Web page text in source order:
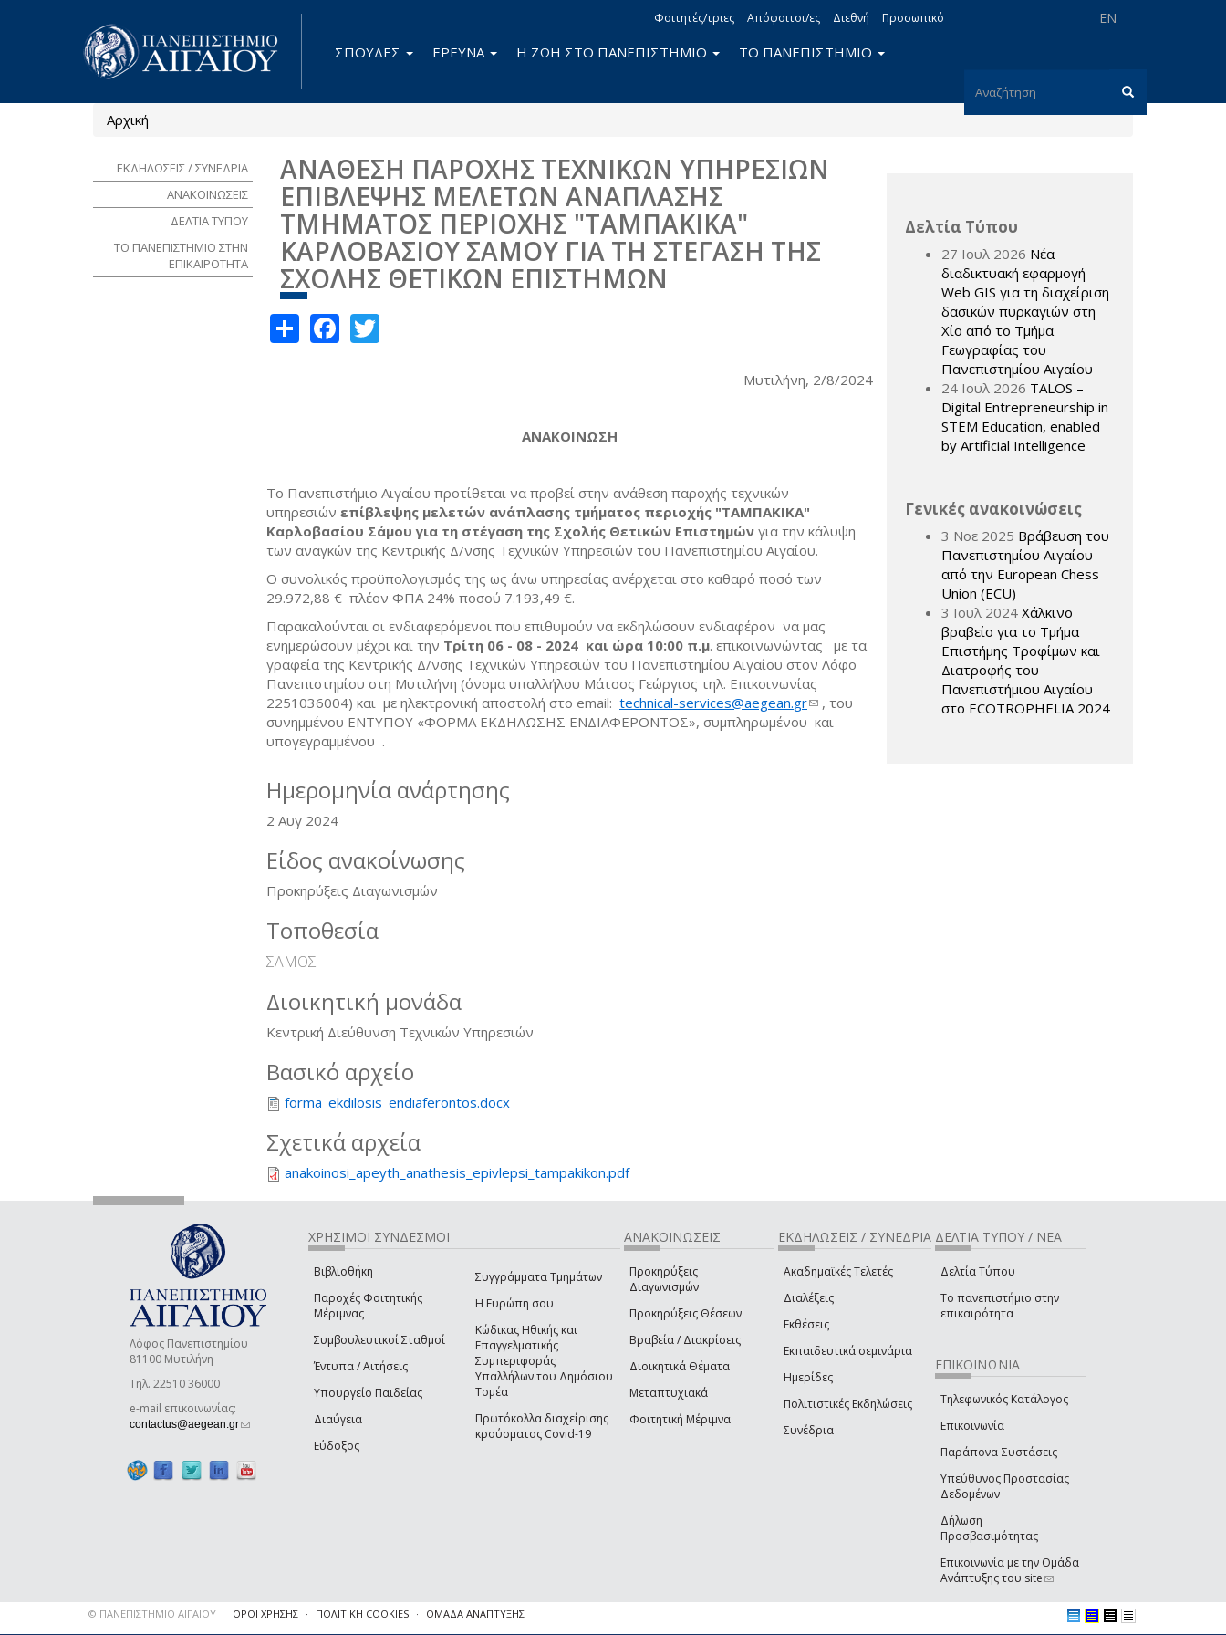
EN
Φοιτητές/τριες Απόφοιτοι/ες Διεθνή Προσωπικό
Φόρμα
ΣΠΟΥΔΕΣ ΕΡΕΥΝΑ Η ΖΩΗ ΣΤΟ ΠΑΝΕΠΙΣΤΗΜΙΟ ΤΟ ΠΑΝΕΠΙΣΤΗΜΙΟ
Είστε εδώ
Αρχική
ΑΝΑΘΕΣΗ ΠΑΡΟΧΗΣ ΤΕΧΝΙΚΩΝ ΥΠΗΡΕΣΙΩΝ
ΕΠΙΒΛΕΨΗΣ ΜΕΛΕΤΩΝ ΑΝΑΠΛΑΣΗΣ
ΤΜΗΜΑΤΟΣ ΠΕΡΙΟΧΗΣ "ΤΑΜΠΑΚΙΚΑ"
ΚΑΡΛΟΒΑΣΙΟΥ ΣΑΜΟΥ ΓΙΑ ΤΗ ΣΤΕΓΑΣΗ ΤΗΣ
ΣΧΟΛΗΣ ΘΕΤΙΚΩΝ ΕΠΙΣΤΗΜΩΝ
ShareFacebook
Μυτιλήνη, 2/8/2024
ΑΝΑΚΟΙΝΩΣΗ
Το Πανεπιστήμιο Αιγαίου προτίθεται να προβεί στην ανάθεση παροχής τεχνικών
υπηρεσιών επίβλεψης μελετών ανάπλασης τμήματος περιοχής "ΤΑΜΠΑΚΙΚΑ"
Καρλοβασίου Σάμου για τη στέγαση της Σχολής Θετικών Επιστημών για την κάλυψη
των αναγκών της Κεντρικής Δ/νσης Τεχνικών Υπηρεσιών του Πανεπιστημίου Αιγαίου.
Ο συνολικός προϋπολογισμός της ως άνω υπηρεσίας ανέρχεται στο καθαρό ποσό των
29.972,88 € πλέον ΦΠΑ 24% ποσού 7.193,49 €.
Παρακαλούνται οι ενδιαφερόμενοι που επιθυμούν να εκδηλώσουν ενδιαφέρον να μας
ενημερώσουν μέχρι και την Τρίτη 06 - 08 - 2024 και ώρα 10:00 π.μ. επικοινωνώντας με τα
γραφεία της Κεντρικής Δ/νσης Τεχνικών Υπηρεσιών του Πανεπιστημίου Αιγαίου στον Λόφο
Πανεπιστημίου στη Μυτιλήνη (όνομα υπαλλήλου Μάτσος Γεώργιος τηλ. Επικοινωνίας
2251036004) και με ηλεκτρονική αποστολή στο email: technical-services@aegean.gr(link sends
e-mail)
, του
συνημμένου ΕΝΤΥΠΟΥ «ΦΟΡΜΑ ΕΚΔΗΛΩΣΗΣ ΕΝΔΙΑΦΕΡΟΝΤΟΣ», συμπληρωμένου και
υπογεγραμμένου .
Ημερομηνία ανάρτησης
2 Αυγ 2024
Είδος ανακοίνωσης
Προκηρύξεις Διαγωνισμών
Τοποθεσία
ΣΑΜΟΣ
Διοικητική μονάδα
Κεντρική Διεύθυνση Τεχνικών Υπηρεσιών
Βασικό αρχείο
forma_ekdilosis_endiaferontos.docx
Σχετικά αρχεία
anakoinosi_apeyth_anathesis_epivlepsi_tampakikon.pdf
ΕΚΔΗΛΩΣΕΙΣ / ΣΥΝΕΔΡΙΑ
ΑΝΑΚΟΙΝΩΣΕΙΣ
ΔΕΛΤΙΑ ΤΥΠΟΥ
ΤΟ ΠΑΝΕΠΙΣΤΗΜΙΟ ΣΤΗΝ
ΕΠΙΚΑΙΡΟΤΗΤΑ
Δελτία Τύπου
27 Ιουλ 2026 Νέα
διαδικτυακή εφαρμογή
Web GIS για τη διαχείριση
δασικών πυρκαγιών στη
Χίο από το Τμήμα
Γεωγραφίας του
Πανεπιστημίου Αιγαίου
24 Ιουλ 2026 TALOS –
Digital Entrepreneurship in
STEM Education, enabled
by Artificial Intelligence
Γενικές ανακοινώσεις
3 Νοε 2025 Βράβευση του
Πανεπιστημίου Αιγαίου
από την European Chess
Union (ECU)
3 Ιουλ 2024 Χάλκινο
βραβείο για το Τμήμα
Επιστήμης Τροφίμων και
Διατροφής του
Πανεπιστήμιου Αιγαίου
στο ECOTROPHELIA 2024
Λόφος Πανεπιστημίου
81100 Μυτιλήνη
Τηλ. 22510 36000
e-mail επικοινωνίας:
contactus@aegean.gr(link sends e-mail)
ΧΡΗΣΙΜΟΙ ΣΥΝΔΕΣΜΟΙ
Βιβλιοθήκη
Παροχές Φοιτητικής
Μέριμνας
Συμβουλευτικοί Σταθμοί
Έντυπα / Αιτήσεις
Υπουργείο Παιδείας
Διαύγεια
Εύδοξος
Συγγράμματα Τμημάτων
Η Ευρώπη σου
Κώδικας Ηθικής και
Επαγγελματικής
Συμπεριφοράς
Υπαλλήλων του Δημόσιου
Τομέα
Πρωτόκολλα διαχείρισης
κρούσματος Covid-19
ΑΝΑΚΟΙΝΩΣΕΙΣ
Προκηρύξεις
Διαγωνισμών
Προκηρύξεις Θέσεων
Βραβεία / Διακρίσεις
Διοικητικά Θέματα
Μεταπτυχιακά
Φοιτητική Μέριμνα
ΕΚΔΗΛΩΣΕΙΣ / ΣΥΝΕΔΡΙΑ
Ακαδημαϊκές Τελετές
Διαλέξεις
Εκθέσεις
Εκπαιδευτικά σεμινάρια
Ημερίδες
Πολιτιστικές Εκδηλώσεις
Συνέδρια
ΔΕΛΤΙΑ ΤΥΠΟΥ / ΝΕΑ
Δελτία Τύπου
Το πανεπιστήμιο στην
επικαιρότητα
ΕΠΙΚΟΙΝΩΝΙΑ
Τηλεφωνικός Κατάλογος
Επικοινωνία
Παράπονα-Συστάσεις
Υπεύθυνος Προστασίας
Δεδομένων
Δήλωση
Προσβασιμότητας
Επικοινωνία με την Ομάδα
Ανάπτυξης του site(link sends e-mail)
© ΠΑΝΕΠΙΣΤΗΜΙΟ ΑΙΓΑΙΟΥ ΟΡΟΙ ΧΡΗΣΗΣ ΠΟΛΙΤΙΚΗ COOKIES ΟΜΑΔΑ ΑΝΑΠΤΥΞΗΣ